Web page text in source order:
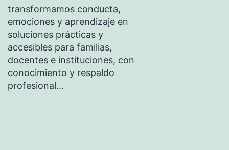
transformamos conducta,
emociones y aprendizaje en
soluciones prácticas y
accesibles para familias,
docentes e instituciones, con
conocimiento y respaldo
profesional…